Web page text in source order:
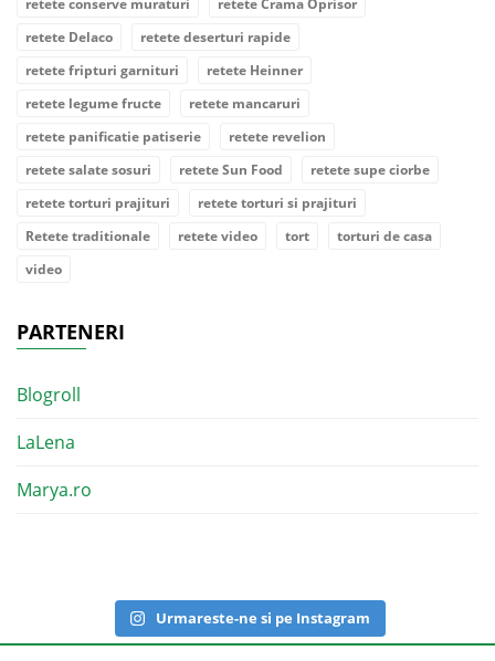
retete Delaco
retete deserturi rapide
retete fripturi garnituri
retete Heinner
retete legume fructe
retete mancaruri
retete panificatie patiserie
retete revelion
retete salate sosuri
retete Sun Food
retete supe ciorbe
retete torturi prajituri
retete torturi si prajituri
Retete traditionale
retete video tort
torturi de casa
video
PARTENERI
Blogroll
LaLena
Marya.ro
Urmareste-ne si pe Instagram